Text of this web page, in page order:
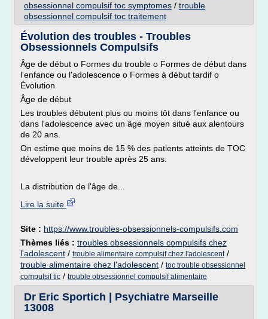
obsessionnel compulsif toc symptomes / trouble
obsessionnel compulsif toc traitement
Évolution des troubles - Troubles
Obsessionnels Compulsifs
Âge de début o Formes du trouble o Formes de début dans
l'enfance ou l'adolescence o Formes à début tardif o
Évolution
Âge de début
Les troubles débutent plus ou moins tôt dans l'enfance ou
dans l'adolescence avec un âge moyen situé aux alentours
de 20 ans.
On estime que moins de 15 % des patients atteints de TOC
développent leur trouble après 25 ans.
La distribution de l'âge de...
Lire la suite
Site : https://www.troubles-obsessionnels-compulsifs.com
Thèmes liés : troubles obsessionnels compulsifs chez
l'adolescent / trouble alimentaire compulsif chez l'adolescent/
trouble alimentaire chez l'adolescent / toc trouble obsessionnel
compulsif tic / trouble obsessionnel compulsif alimentaire
Dr Eric Sportich | Psychiatre Marseille
13008